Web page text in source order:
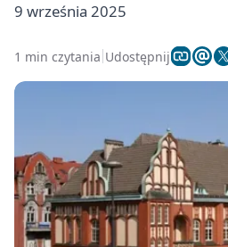
9 września 2025
1 min czytania Udostępnij